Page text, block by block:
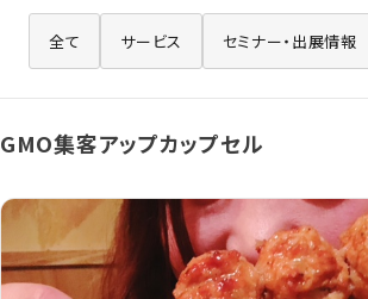
全て サービス セミナー・出展情報
GMO集客アップカップセル